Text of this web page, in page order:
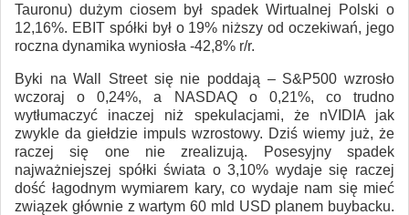
Tauronu) dużym ciosem był spadek Wirtualnej Polski o
12,16%. EBIT spółki był o 19% niższy od oczekiwań, jego
roczna dynamika wyniosła -42,8% r/r.
Byki na Wall Street się nie poddają – S&P500 wzrosło
wczoraj o 0,24%, a NASDAQ o 0,21%, co trudno
wytłumaczyć inaczej niż spekulacjami, że nVIDIA jak
zwykle da giełdzie impuls wzrostowy. Dziś wiemy już, że
raczej się one nie zrealizują. Posesyjny spadek
najważniejszej spółki świata o 3,10% wydaje się raczej
dość łagodnym wymiarem kary, co wydaje nam się mieć
związek głównie z wartym 60 mld USD planem buybacku.